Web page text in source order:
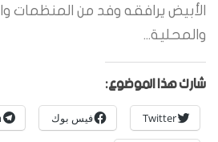
الأبيض يرافقه وفد من المنظمات
والمحلية...
شارك هذا الموضوع:
Twitter فيس بوك